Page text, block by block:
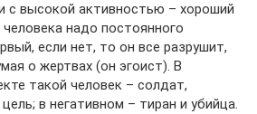
с высокой активностью – хороший
надо постоянного
если нет, то он все разрушит,
о жертвах (он эгоист). В
такой человек – солдат,
в негативном – тиран и убийца.